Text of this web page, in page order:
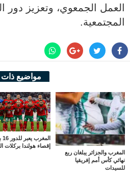
العمل الجمعوي، وتعزيز دور
المجتمعية.
مواضيع ذات
المغرب والجزائر يبلغان ربع
نهائي كأس أمم إفريقيا
للسيدات
إقصاء هولندا بركلات